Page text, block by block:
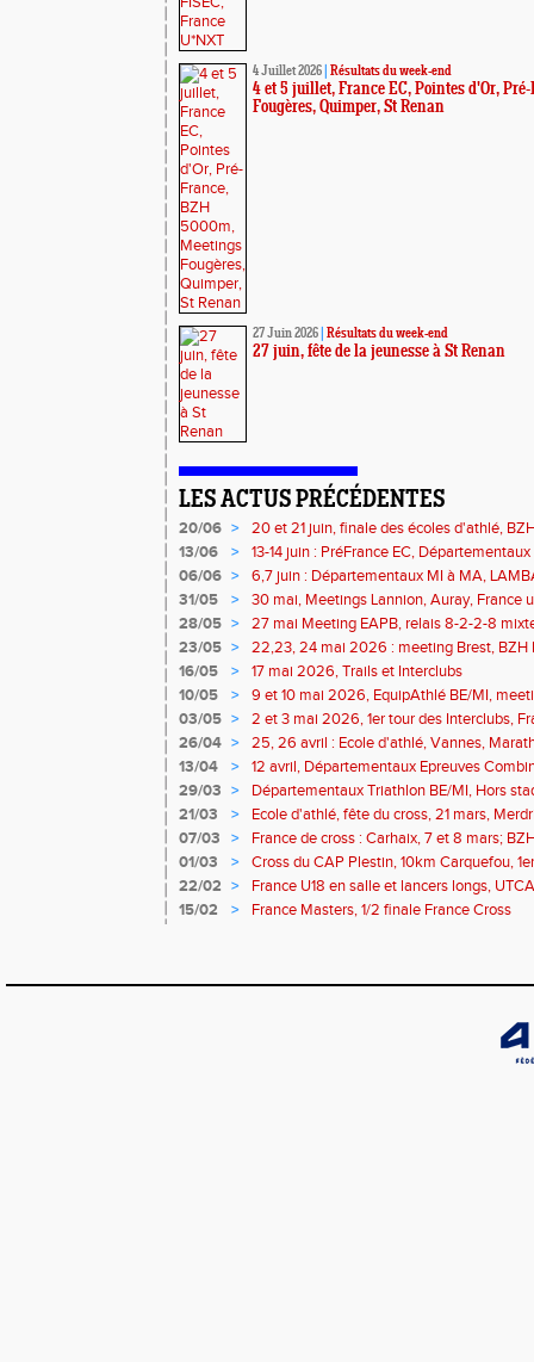
4 Juillet 2026 Résultats du week-end
4 et 5 juillet, France EC, Pointes d'Or,
Fougères, Quimper, St Renan
27 Juin 2026 Résultats du week-end
27 juin, fête de la jeunesse à St Renan
LES ACTUS PRÉCÉDENTES
20/06 >
20 et 21 juin, finale des écoles d'athlé,
13/06
>
13-14 juin : PréFrance EC,
meeting Pacé, meeting Landerneau
06/06 >
6,7 juin : Départementaux MI à MA,
31/05
>
30 mai, Meetings Lannion, Auray, France
route, Trails
28/05 >
27 mai Meeting EAPB, relais 8-2-2-8
23/05 >
22,23, 24 mai 2026 : meeting Brest, BZH
16/05
>
17 mai 2026, Trails et Interclubs
10/05
>
9 et 10 mai 2026, EquipAthlé BE/MI,
marathon de la Loire
03/05 >
2 et 3 mai 2026, 1er tour des Interclubs,
traversée de la Baie
26/04 >
25, 26 avril : Ecole d'athlé, Vannes,
Isle
13/04 >
12 avril, Départementaux Epreuves
marathon de Paris
29/03 >
Départementaux Triathlon BE/MI, Hors
21/03
>
Ecole d'athlé, fête du cross, 21 mars,
07/03
>
France de cross : Carhaix, 7 et 8 mars;
Brieuc, 7 mars
01/03 >
Cross du CAP Plestin, 10km Carquefou,
22/02 >
France U18 en salle et lancers longs, UTCA
15/02
> France Masters, 1/2 finale France Cross